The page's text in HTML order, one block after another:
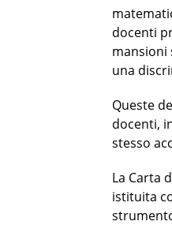
docenti
mansioni
una
Queste
docenti,
stesso
La Carta
istituita